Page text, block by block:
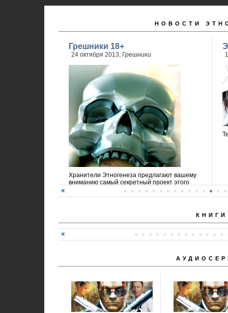
НОВОСТИ
Грешники 18+
24 октября 2013, Грешники
Хранители Этногенеза предлагают вашему
вниманию самый секретный проект этого
КНИГИ